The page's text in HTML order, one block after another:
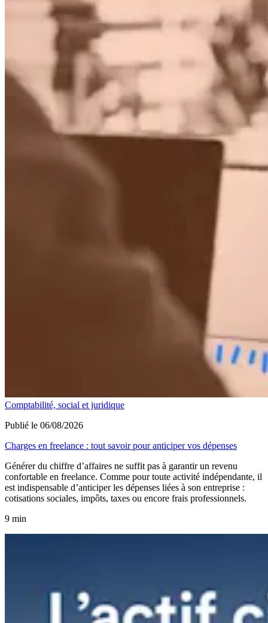
Comptabilité, social et juridique
Publié le 06/08/2026
Charges en freelance : tout savoir pour anticiper vos dépenses
Générer du chiffre d’affaires ne suffit pas à garantir un revenu
confortable en freelance. Comme pour toute activité indépendante, il
est indispensable d’anticiper les dépenses liées à son entreprise :
cotisations sociales, impôts, taxes ou encore frais professionnels.
9 min